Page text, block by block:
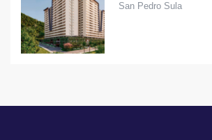
San Pedro Sula